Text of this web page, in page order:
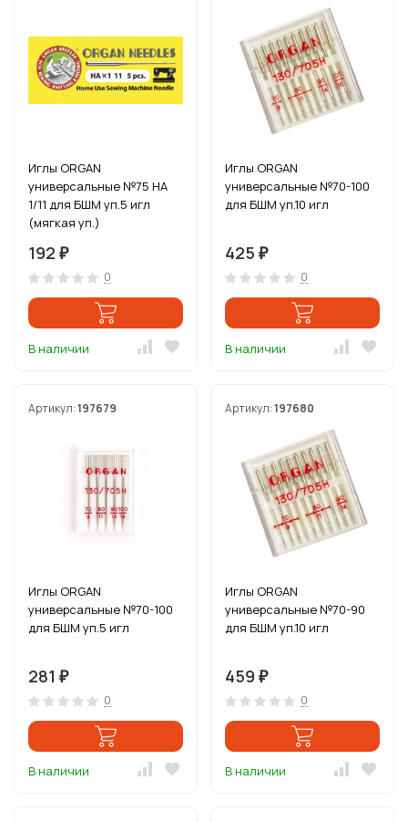
Иглы ORGAN
универсальные №75 HA
1/11 для БШМ уп.5 игл
(мягкая уп.)
192 ₽
0
В наличии
Иглы ORGAN
универсальные №70-100
для БШМ уп.10 игл
425 ₽
0
В наличии
Артикул:197679
Иглы ORGAN
универсальные №70-100
для БШМ уп.5 игл
281 ₽
0
В наличии
Артикул:197680
Иглы ORGAN
универсальные №70-90
для БШМ уп.10 игл
459 ₽
0
В наличии